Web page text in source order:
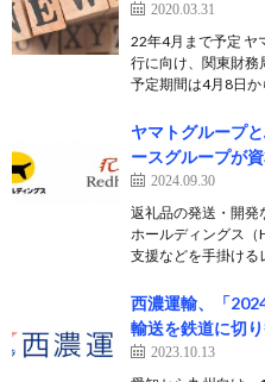
2020.03.31
22年4月まで予定 ヤ
行に向け、関東財務
予定期間は4月8日
ヤマトグループ
ースグループが
2024.09.30
返礼品の発送・開発
ホールディングス（
支援などを手掛け
西濃運輸、「
輸送を鉄道に切り
2023.10.13